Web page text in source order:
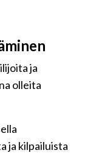
ja
olleita
ja kilpailuista